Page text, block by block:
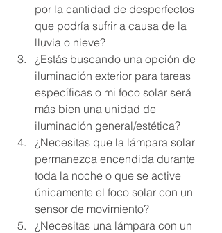
por la cantidad de desperfectos
que podría sufrir a causa de la
lluvia o nieve?
¿Estás buscando una opción de
iluminación exterior para tareas
específicas o mi foco solar será
más bien una unidad de
iluminación general/estética?
¿Necesitas que la lámpara solar
permanezca encendida durante
toda la noche o que se active
únicamente el foco solar con un
sensor de movimiento?
¿Necesitas una lámpara con un